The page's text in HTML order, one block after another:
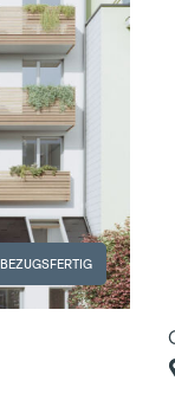
BEZUGSFERTIG